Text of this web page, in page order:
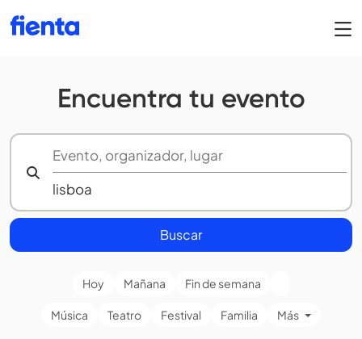
Encuentra tu evento
Buscar
Hoy Mañana Fin de semana
Música Teatro Festival Familia Más